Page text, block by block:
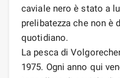
caviale nero è stato a
prelibatezza che non è
quotidiano.
La pesca di
1975. Ogni anno qui